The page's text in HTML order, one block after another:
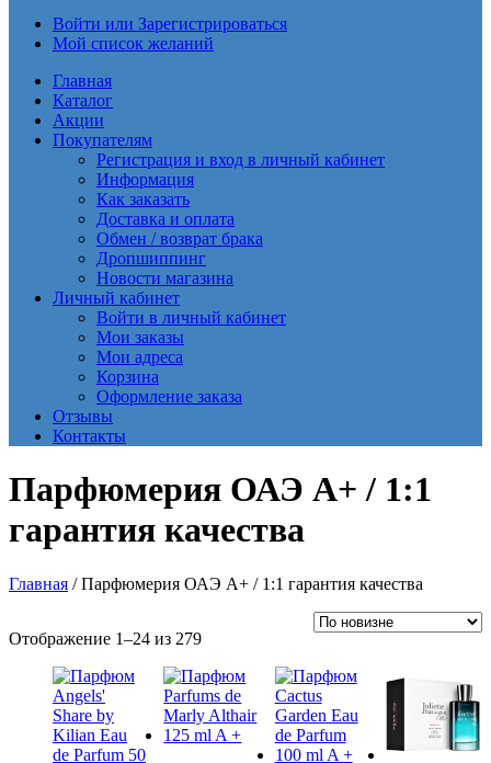
Войти или Зарегистрироваться
Мой список желаний
Главная
Каталог
Акции
Покупателям
Регистрация и вход в личный кабинет
Информация
Как заказать
Доставка и оплата
Обмен / возврат брака
Дропшиппинг
Новости магазина
Личный кабинет
Войти в личный кабинет
Мои заказы
Мои адреса
Корзина
Оформление заказа
Отзывы
Контакты
Парфюмерия ОАЭ A+ / 1:1
гарантия качества
Главная / Парфюмерия ОАЭ A+ / 1:1 гарантия качества
Отображение 1–24 из 279Сортировка:
недавние